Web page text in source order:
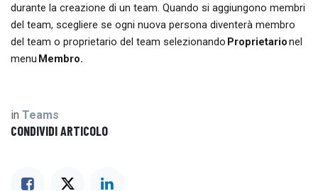
durante la creazione di un team. Quando si aggiungono membri
del team, scegliere se ogni nuova persona diventerà membro
del team o proprietario del team selezionando Proprietarionel
menu Membro.
in Teams
CONDIVIDI ARTICOLO